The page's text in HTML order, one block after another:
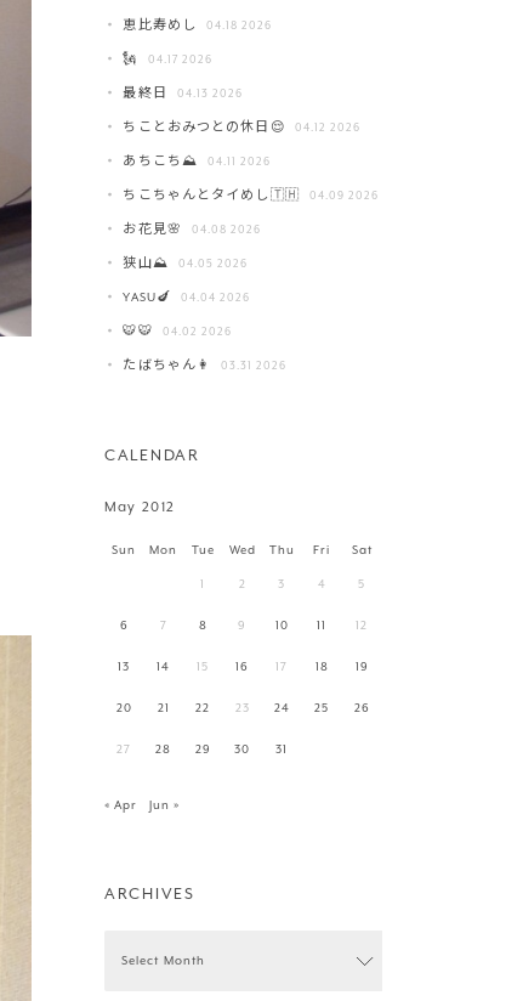
恵比寿めし 04.18 2026
🗽 04.17 2026
最終日 04.13 2026
ちことおみつとの休日😌 04.12 2026
あちこち⛰️ 04.11 2026
ちこちゃんとタイめし🇹🇭 04.09 2026
お花見🌸 04.08 2026
狭山⛰️ 04.05 2026
YASU🍆 04.04 2026
🐯🐯 04.02 2026
たばちゃん👩 03.31 2026
CALENDAR
May 2012
Sun Mon Tue Wed Thu Fri Sat
1 2 3 4 5
6 7 8 9 10 11 12
13 14 15 16 17 18 19
20 21 22 23 24 25 26
27 28 29 30 31
« Apr Jun »
ARCHIVES